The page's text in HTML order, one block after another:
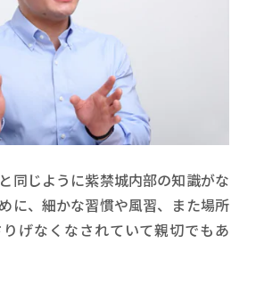
同じように紫禁城内部の知識がな
に、細かな習慣や風習、また場所
げなくなされていて親切でもあ